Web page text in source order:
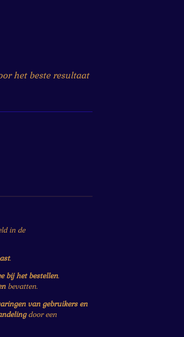
het beste resultaat
in de
.
bij het bestellen.
bevatten.
van gebruikers en
door een